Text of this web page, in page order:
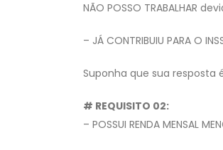
NÃO POSSO TRABALHAR
– JÁ CONTRIBUIU PARA O
Suponha que sua resposta
# REQUISITO 02:
– POSSUI RENDA MENSAL